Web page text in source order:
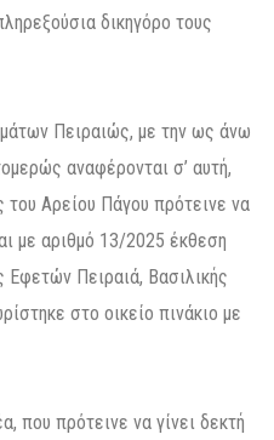
δικηγόρο τους
Πειραιώς, με την ως άνω
αναφέρονται σ’ αυτή,
του Αρείου Πάγου πρότεινε να
με αριθμό 13/2025 έκθεση
Πειραιά, Βασιλικής
στο οικείο πινάκιο με
που πρότεινε να γίνει δεκτή